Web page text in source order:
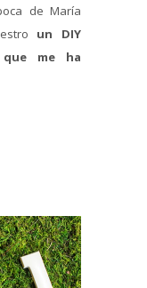
de María
un DIY
me ha